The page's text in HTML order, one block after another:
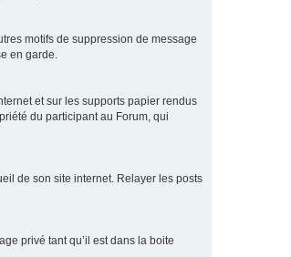
motifs de suppression de message
en garde.
et sur les supports papier rendus
du participant au Forum, qui
de son site internet. Relayer les posts
privé tant qu’il est dans la boite